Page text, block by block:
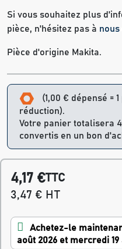
Si vous souhaitez plus
pièce, n'hésitez pas à
Pièce d'origine Makita.
(1,00 € dépensé =
réduction).
Votre panier totalisera
convertis en un bon
4,17 €TTC
3,47 € HT
Achetez-le
août 2026 et mercredi 19